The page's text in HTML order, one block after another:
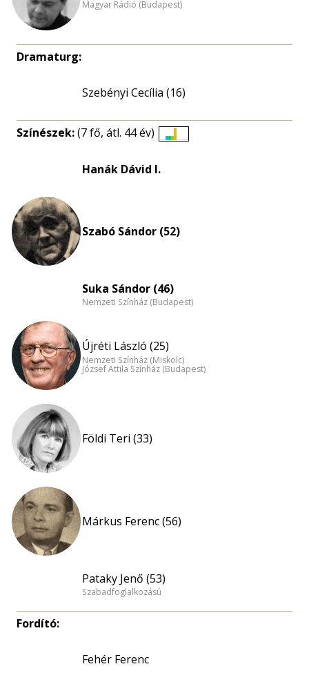
Magyar Rádió (Budapest)
Dramaturg:
Szebényi Cecília (16)
Színészek:(7 fő, átl. 44 év)
Hanák Dávid I.
Szabó Sándor (52)
Suka Sándor (46)
Nemzeti Színház (Budapest)
Újréti László (25)
Nemzeti Színház (Miskolc)
József Attila Színház (Budapest)
Földi Teri (33)
Márkus Ferenc (56)
Pataky Jenő (53)
Szabadfoglalkozású
Fordító:
Fehér Ferenc